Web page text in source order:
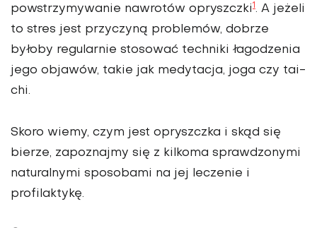
powstrzymywanie nawrotów opryszczki1. A jeżeli
to stres jest przyczyną problemów, dobrze
byłoby regularnie stosować techniki łagodzenia
jego objawów, takie jak medytacja, joga czy tai-
chi.
Skoro wiemy, czym jest opryszczka i skąd się
bierze, zapoznajmy się z kilkoma sprawdzonymi
naturalnymi sposobami na jej leczenie i
profilaktykę.